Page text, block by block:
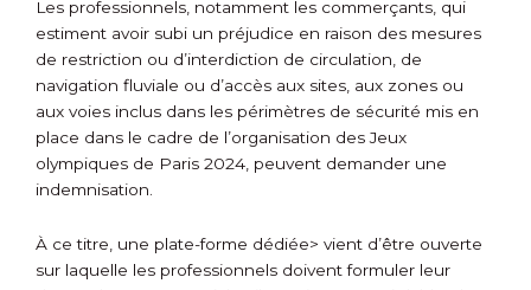
Les professionnels, notamment les commerçants, qui
estiment avoir subi un préjudice en raison des mesures
de restriction ou d’interdiction de circulation, de
navigation fluviale ou d’accès aux sites, aux zones ou
aux voies inclus dans les périmètres de sécurité mis en
place dans le cadre de l’organisation des Jeux
olympiques de Paris 2024, peuvent demander une
indemnisation.
À ce titre, une plate-forme dédiée> vient d’être ouverte
sur laquelle les professionnels doivent formuler leur